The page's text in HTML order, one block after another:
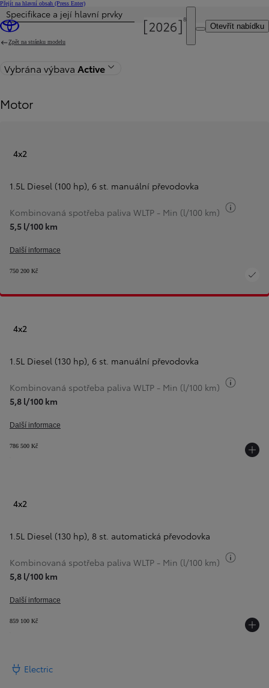
Přejít na hlavní obsah (Press Enter)
Otevřít nabídku
Specifikace a její hlavní prvky
Zpět na stránku modelu
Vybrána výbava Active
Motor
4x2
1.5L Diesel (100 hp), 6 st. manuální převodovka
Kombinovaná spotřeba paliva WLTP - Min (l/100 km)
5,5 l/100 km
Další informace
750 200 Kč
4x2
1.5L Diesel (130 hp), 6 st. manuální převodovka
Kombinovaná spotřeba paliva WLTP - Min (l/100 km)
5,8 l/100 km
Další informace
786 500 Kč
4x2
1.5L Diesel (130 hp), 8 st. automatická převodovka
Kombinovaná spotřeba paliva WLTP - Min (l/100 km)
5,8 l/100 km
Další informace
859 100 Kč
Electric